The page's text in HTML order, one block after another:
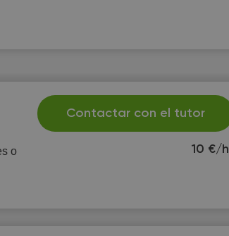
10 €/h
Contactar con el tutor
o